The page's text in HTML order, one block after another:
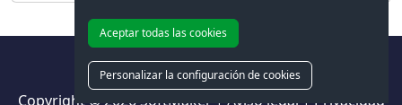
Aceptar todas las cookies
Personalizar la configuración de cookies
Copyright © 2026SoftMaker | Aviso legal | Privacidad